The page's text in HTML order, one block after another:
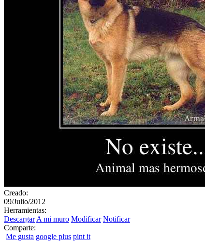
Creado:
09/Julio/2012
Herramientas:
Descargar A mi muro Modificar Notificar
Comparte:
Me gusta google plus pint it